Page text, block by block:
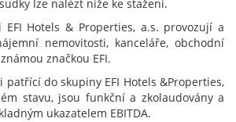
lze nalézt níže ke stažení.
EFI Hotels & Properties, a.s. provozují a
nemovitosti, kanceláře, obchodní
značkou EFI.
patřící do skupiny EFI Hotels &Properties,
stavu, jsou funkční a zkolaudovány a
ukazatelem EBITDA.